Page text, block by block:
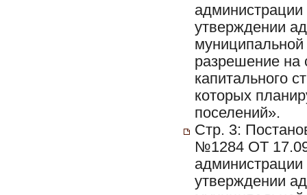
утверждении
разрешение на
капитального
которых
поселений».
Стр. 3:
№1284 ОТ
утверждении